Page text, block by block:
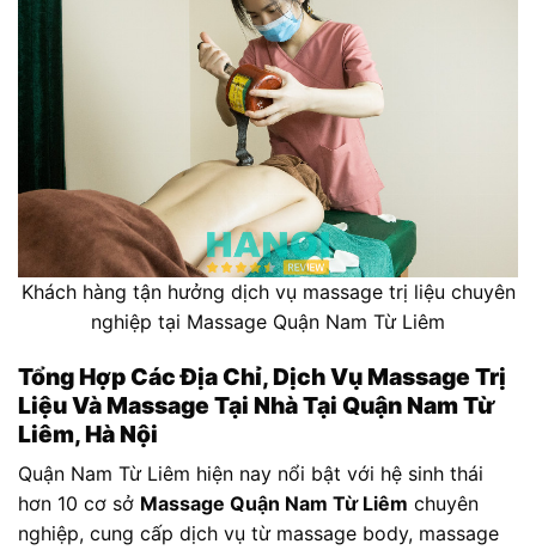
Khách hàng tận hưởng dịch vụ massage trị liệu chuyên
nghiệp tại Massage Quận Nam Từ Liêm
Tổng Hợp Các Địa Chỉ, Dịch Vụ Massage Trị
Liệu Và Massage Tại Nhà Tại Quận Nam Từ
Liêm, Hà Nội
Quận Nam Từ Liêm hiện nay nổi bật với hệ sinh thái
hơn 10 cơ sở Massage Quận Nam Từ Liêm chuyên
nghiệp, cung cấp dịch vụ từ massage body, massage